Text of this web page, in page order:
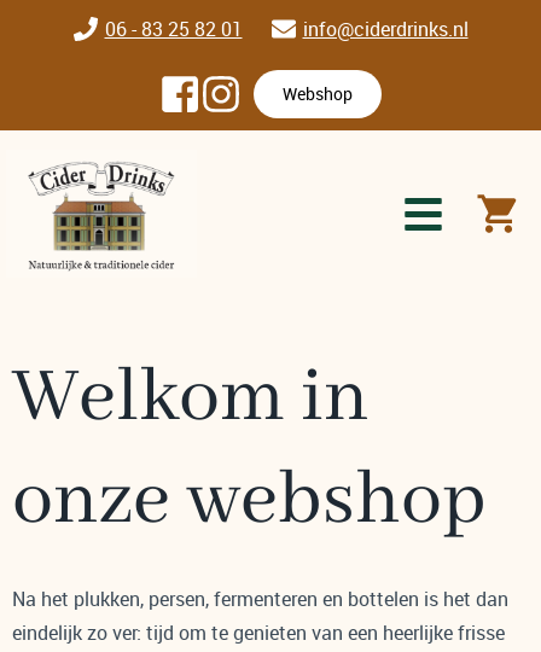
06 - 83 25 82 01 info@ciderdrinks.nl
Webshop
Welkom in
onze webshop
Na het plukken, persen, fermenteren en bottelen is het dan
eindelijk zo ver: tijd om te genieten van een heerlijke frisse